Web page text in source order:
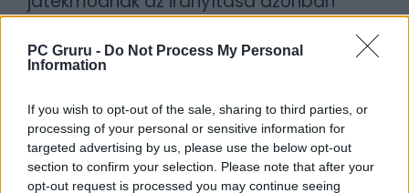
PC Gruru - Do Not Process My Personal
Information
If you wish to opt-out of the sale, sharing to third parties, or
processing of your personal or sensitive information for
targeted advertising by us, please use the below opt-out
section to confirm your selection. Please note that after your
opt-out request is processed you may continue seeing
mikrotranzakció nem számottevő, nem
szükséges pénzt költeni a fejlődéshez.
Az eFootball PES 2020 jó néhány év után
előnyére változott: a taktikusabb
játékmenet, a finomhangolások azt